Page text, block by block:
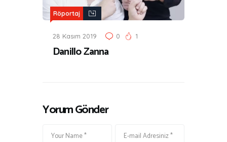
Röportaj
28 Kasım 2019 0 1
Danillo Zanna
Yorum Gönder